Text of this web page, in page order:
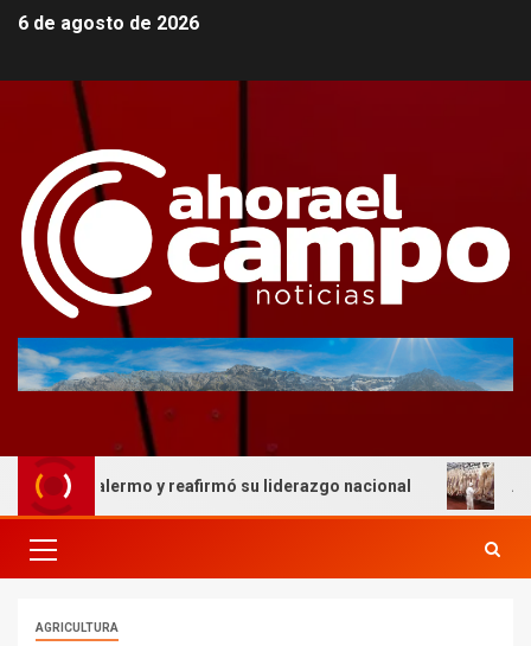
6 de agosto de 2026
y reafirmó su liderazgo nacional AFIC
AGRICULTURA